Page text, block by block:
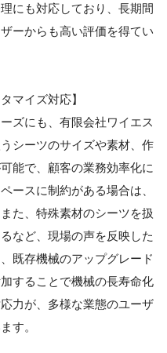
にも対応しており、長期間
ーからも高い評価を得てい
マイズ対応】
ズにも、有限会社ワイエス
シーツのサイズや素材、作
能で、顧客の業務効率化に
ースに制約がある場合は、
た、特殊素材のシーツを扱
など、現場の声を反映した
既存機械のアップグレード
することで機械の長寿命化
力が、多様な業態のユーザ
す。